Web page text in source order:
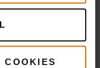
COOKIES